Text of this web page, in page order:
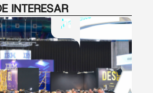
INTERESAR